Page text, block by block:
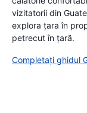
vizitatorii din
explora țara în
petrecut în țară.
Completați ghidul